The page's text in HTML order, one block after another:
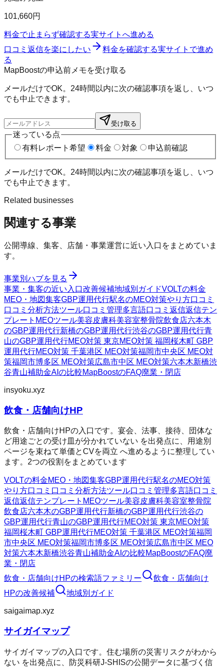
101,660円
料金で止まらず確認する実サイトへ進める
口コミ返信を楽にしたい
料金を確認する実サイトで進め
る
MapBoostの申込前メモを受け取る
メールだけでOK。24時間以内に次の確認事項を返し、いつ
でも中止できます。
受け取る
迷っている点
有料レポート希望
料金 対象 申込前確認
メールだけでOK。24時間以内に次の確認事項を返し、いつ
でも中止できます。
Related businesses
関連する事業
公開導線、集客、店舗・事業運営に近い入口をまとめていま
す。
事業別ハブを見る
事業・集客の近い入口改善候補地域別ガイドVOLTの料金
MEO・地図集客GBP運用代行駅名のMEO対策やり方口コミ
口コミ分析方法ツール口コミ管理多言語口コミ返信返信テン
プレート MEOツール美容皮膚科美容室整骨院飲食店六本木
のGBP運用代行新橋のGBP運用代行渋谷のGBP運用代行青
山のGBP運用代行MEO対策 東京MEO対策 福岡桜木町 GBP
運用代行MEO対策 千葉港区 MEO対策福岡市中央区 MEO対
策福岡市博多区 MEO対策広島市中区 MEO対策六本木新橋渋
谷青山補助金AIの比較MapBoostのFAQ廃業・閉店
insyoku.xyz
飲食・店舗向けHP
飲食・店舗向けHPの入口です。宴会、法事、接待、団体な
ど用途ごとの受け皿が分かれていない を出発点に、用途別
ページを束ねて単価とCVを両立 へ進めるように整理してい
ます。2つの役割をまとめています
VOLTの料金MEO・地図集客GBP運用代行駅名のMEO対策
やり方口コミ 口コミ分析方法ツール口コミ管理多言語口コミ
返信返信テンプレート MEOツール美容皮膚科美容室整骨院
飲食店六本木のGBP運用代行新橋のGBP運用代行渋谷の
GBP運用代行青山のGBP運用代行MEO対策 東京MEO対策
福岡桜木町 GBP運用代行MEO対策 千葉港区 MEO対策福岡
市中央区 MEO対策福岡市博多区 MEO対策広島市中区 MEO
対策六本木新橋渋谷青山補助金AIの比較MapBoostのFAQ廃
業・閉店
飲食・店舗向けHPの検索語ファミリー
飲食・店舗向け
HPの改善候補 地域別ガイド
saigaimap.xyz
サイガイマップ
サイガイマップの入口です。住む場所の災害リスクがわから
ない を出発点に、防災科研J-SHISの公開データに基づく信